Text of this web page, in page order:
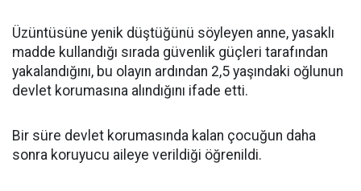
Üzüntüsüne yenik düştüğünü söyleyen anne, yasaklı
madde kullandığı sırada güvenlik güçleri tarafından
yakalandığını, bu olayın ardından 2,5 yaşındaki oğlunun
devlet korumasına alındığını ifade etti.
Bir süre devlet korumasında kalan çocuğun daha
sonra koruyucu aileye verildiği öğrenildi.